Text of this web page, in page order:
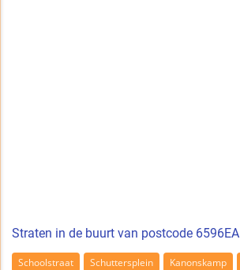
Straten in de buurt van postcode 6596EA
Schoolstraat Schuttersplein Kanonskamp